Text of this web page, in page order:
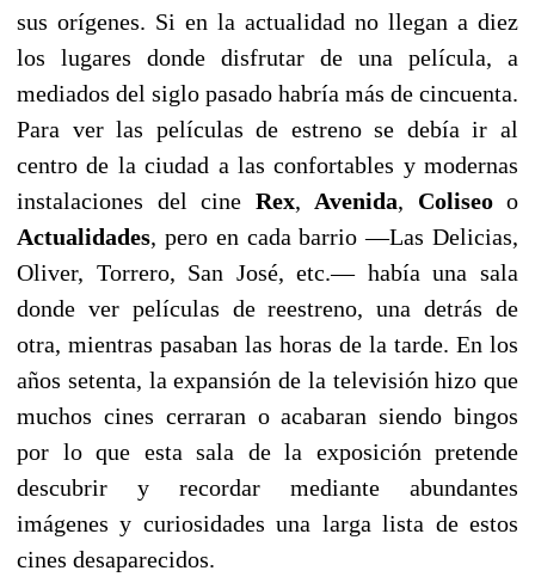
sus orígenes. Si en la actualidad no llegan a diez
los lugares donde disfrutar de una película, a
mediados del siglo pasado habría más de cincuenta.
Para ver las películas de estreno se debía ir al
centro de la ciudad a las confortables y modernas
instalaciones del cine Rex, Avenida, Coliseo o
Actualidades, pero en cada barrio —Las Delicias,
Oliver, Torrero, San José, etc.— había una sala
donde ver películas de reestreno, una detrás de
otra, mientras pasaban las horas de la tarde. En los
años setenta, la expansión de la televisión hizo que
muchos cines cerraran o acabaran siendo bingos
por lo que esta sala de la exposición pretende
descubrir y recordar mediante abundantes
imágenes y curiosidades una larga lista de estos
cines desaparecidos.